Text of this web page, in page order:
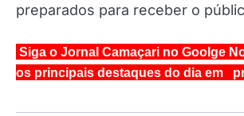
preparados para receber o
Siga o Jornal Camaçari no Goolge
os principais destaques do dia em